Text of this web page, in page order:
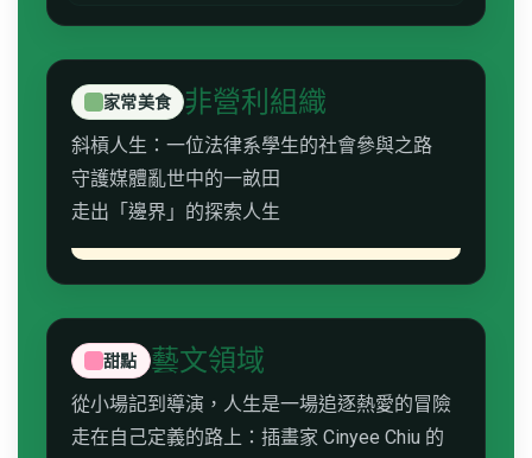
家常美食 非營利組織
斜槓人生：一位法律系學生的社會參與之路
守護媒體亂世中的一畝田
走出「邊界」的探索人生
甜點 藝文領域
從小場記到導演，人生是一場追逐熱愛的冒險
走在自己定義的路上：插畫家 Cinyee Chiu 的